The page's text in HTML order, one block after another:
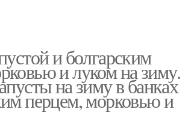
и болгарским
и луком на зиму.
на зиму в банках
перцем, морковью и